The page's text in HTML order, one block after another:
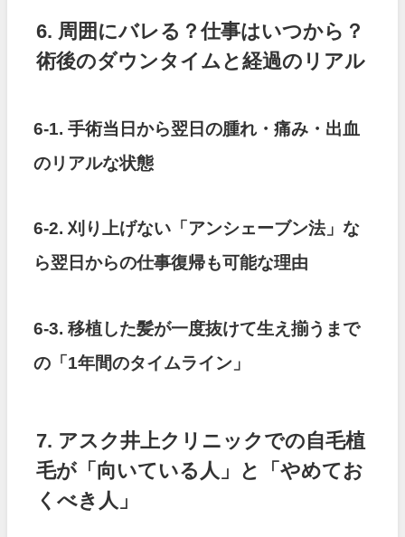
6. 周囲にバレる？仕事はいつから？
術後のダウンタイムと経過のリアル
6-1. 手術当日から翌日の腫れ・痛み・出血
のリアルな状態
6-2. 刈り上げない「アンシェーブン法」な
ら翌日からの仕事復帰も可能な理由
6-3. 移植した髪が一度抜けて生え揃うまで
の「1年間のタイムライン」
7. アスク井上クリニックでの自毛植
毛が「向いている人」と「やめてお
くべき人」